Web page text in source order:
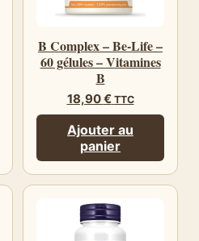
B Complex – Be-Life –
60 gélules – Vitamines
B
18,90€ TTC
Ajouter au
panier